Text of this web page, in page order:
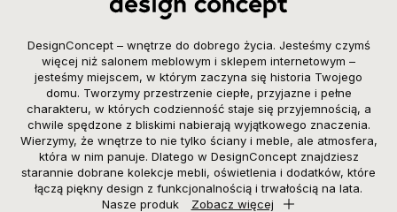
DesignConcept – wnętrze do dobrego życia. Jesteśmy czymś
więcej niż salonem meblowym i sklepem internetowym –
jesteśmy miejscem, w którym zaczyna się historia Twojego
domu. Tworzymy przestrzenie ciepłe, przyjazne i pełne
charakteru, w których codzienność staje się przyjemnością, a
chwile spędzone z bliskimi nabierają wyjątkowego znaczenia.
Wierzymy, że wnętrze to nie tylko ściany i meble, ale atmosfera,
która w nim panuje. Dlatego w DesignConcept znajdziesz
starannie dobrane kolekcje mebli, oświetlenia i dodatków, które
łączą piękny design z funkcjonalnością i trwałością na lata.
Nasze produk
Zobacz więcej